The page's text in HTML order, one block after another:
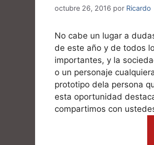
octubre 26, 2016 por Ricardo
No cabe un lugar a
de este año y de todos
importantes, y la
o un personaje
prototipo dela persona
esta oportunidad
compartimos con